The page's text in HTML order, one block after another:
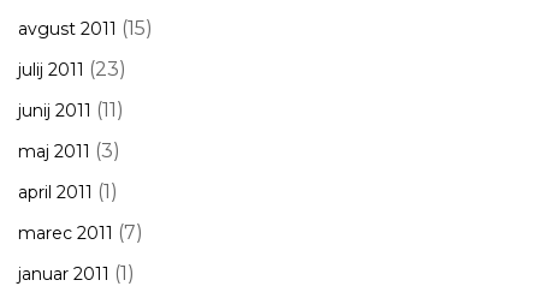
avgust 2011 (15)
julij 2011 (23)
junij 2011 (11)
maj 2011 (3)
april 2011 (1)
marec 2011 (7)
januar 2011 (1)